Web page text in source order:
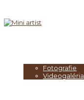
Fotografie
Videogaléria